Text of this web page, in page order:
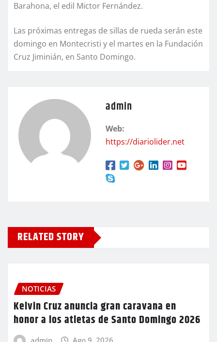
Barahona, el edil Mictor Fernández.
Las próximas entregas de sillas de rueda serán este
domingo en Montecristi y el martes en la Fundación
Cruz Jiminián, en Santo Domingo.
admin
Web:
https://diariolider.net
RELATED STORY
NOTICIAS
Kelvin Cruz anuncia gran caravana en
honor a los atletas de Santo Domingo 2026
admin Ago 9, 2026